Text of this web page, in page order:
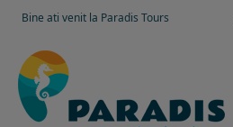
Bine ati venit la Paradis Tours